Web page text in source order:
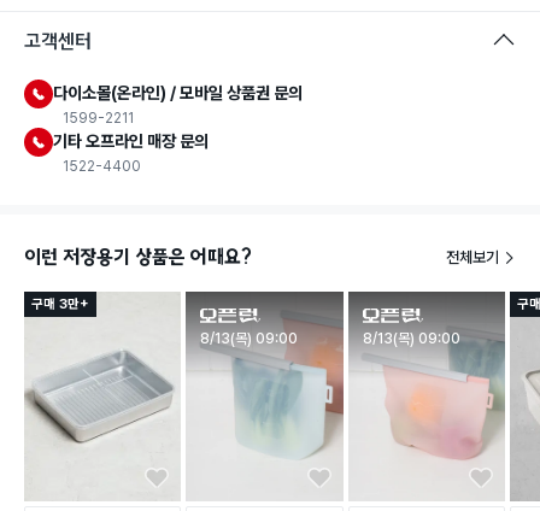
고객센터
다이소몰(온라인) / 모바일 상품권 문의
1599-2211
기타 오프라인 매장 문의
1522-4400
이런 저장용기 상품은 어때요? 전체보기
구매 3만+
판매시작
8/13(목) 09:00
판매시작
8/13(목) 09:00
구